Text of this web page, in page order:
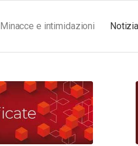
Minacce e intimidazioni